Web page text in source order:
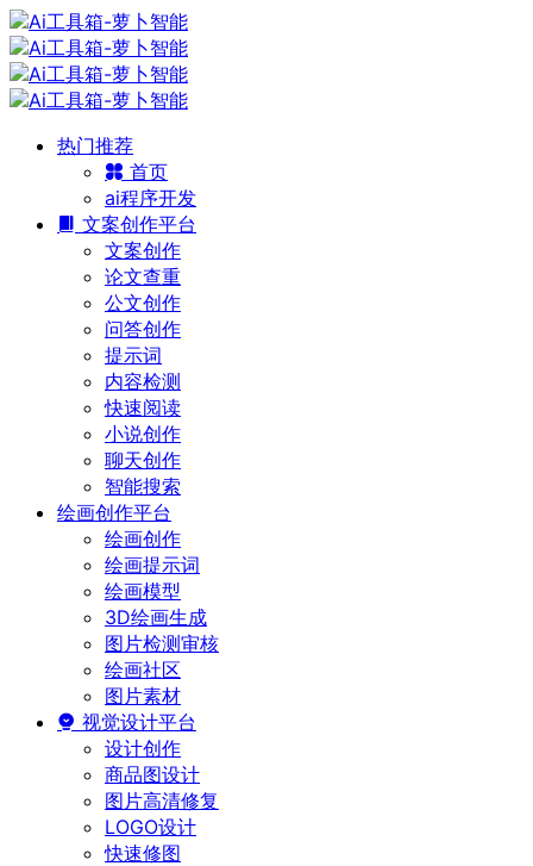
热门推荐
首页
ai程序开发
文案创作平台
文案创作
论文查重
公文创作
问答创作
提示词
内容检测
快速阅读
小说创作
聊天创作
智能搜索
绘画创作平台
绘画创作
绘画提示词
绘画模型
3D绘画生成
图片检测审核
绘画社区
图片素材
视觉设计平台
设计创作
商品图设计
图片高清修复
LOGO设计
快速修图